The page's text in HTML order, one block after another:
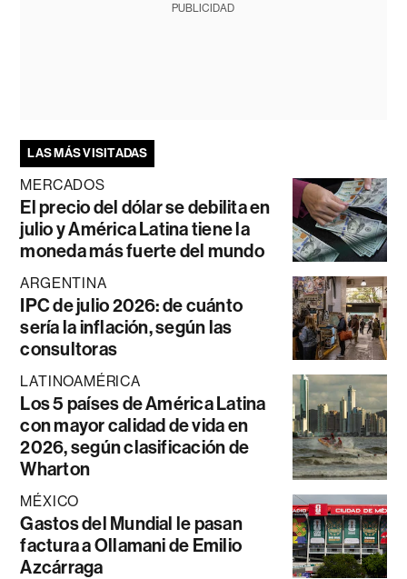
PUBLICIDAD
LAS MÁS VISITADAS
MERCADOS
El precio del dólar se debilita en
julio y América Latina tiene la
moneda más fuerte del mundo
ARGENTINA
IPC de julio 2026: de cuánto
sería la inflación, según las
consultoras
LATINOAMÉRICA
Los 5 países de América Latina
con mayor calidad de vida en
2026, según clasificación de
Wharton
MÉXICO
Gastos del Mundial le pasan
factura a Ollamani de Emilio
Azcárraga